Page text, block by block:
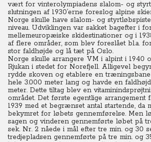
vært for vinterolympiadens slalom- og
slutningen af 1930’erne foreslog alpine
Norge skulle have slalom- og
niveau. Udviklingen var sakket bagefter i
mellemeuropæiske skidestinationer og i
af flere områder, som blev foreslået bl.a.
stor faldhøjde og lå tæt på Oslo.
Norge skulle arrangere VM i alpint i 1940
Rjukan i stedet for Norefjell. Alligevel
rydde skoven og etablere en
hele 3.000 meter lang og havde en
meter. Dette tiltag blev en
området. Det første egentlige arrangement
1939 med et begrænset antal startende, da
bekymret for løbets gennemførelse. Men
sagen og vinderen gennemførte løbet på
sek. Nr. 2 nåede i mål efter tre min. og 30
tredjepladsen gennemførte på tre min. og